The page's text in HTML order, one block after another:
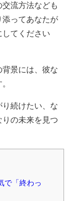
流方法なども
添ってあなたが
てください
景には、彼な
り続けたい、な
の未来を見つ
で「終わっ